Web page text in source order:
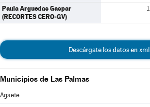
Paula Arguedas Gaspar
(RECORTES CERO-GV)
1
Descárgate los datos en xml
Municipios de Las Palmas
Agaete